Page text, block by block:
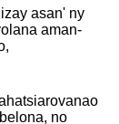
asan' ny
aman-
no